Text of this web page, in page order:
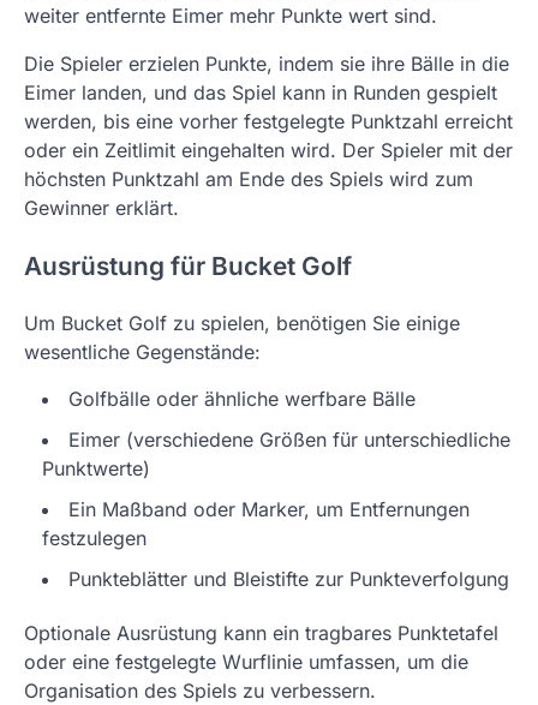
weiter entfernte Eimer mehr Punkte wert sind.
Die Spieler erzielen Punkte, indem sie ihre Bälle in die
Eimer landen, und das Spiel kann in Runden gespielt
werden, bis eine vorher festgelegte Punktzahl erreicht
oder ein Zeitlimit eingehalten wird. Der Spieler mit der
höchsten Punktzahl am Ende des Spiels wird zum
Gewinner erklärt.
Ausrüstung für Bucket Golf
Um Bucket Golf zu spielen, benötigen Sie einige
wesentliche Gegenstände:
Golfbälle oder ähnliche werfbare Bälle
Eimer (verschiedene Größen für unterschiedliche
Punktwerte)
Ein Maßband oder Marker, um Entfernungen
festzulegen
Punkteblätter und Bleistifte zur Punkteverfolgung
Optionale Ausrüstung kann ein tragbares Punktetafel
oder eine festgelegte Wurflinie umfassen, um die
Organisation des Spiels zu verbessern.